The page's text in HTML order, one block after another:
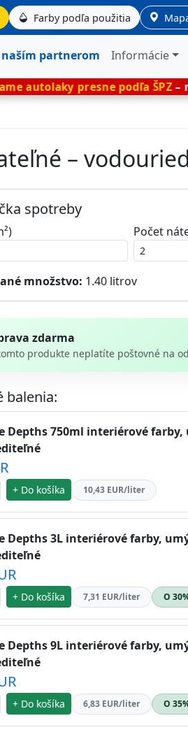
Farby podľa použitia
naším partnerom Informácie
presne podľa ŠPZ– rýchlo,
–
spotreby
Počet
množstvo: 1.40 litrov
zdarma
produkte neplatíte poštovné na
balenia:
Depths 750ml interiérové
+ Do košíka 10,43 EUR/liter
Depths 3L interiérové farby,
+ Do košíka 7,31 EUR/liter O
Depths 9L interiérové farby,
+ Do košíka 6,83 EUR/liter O